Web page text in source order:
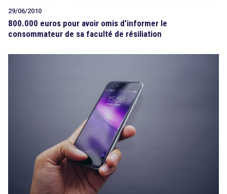
29/06/2010
800.000 euros pour avoir omis d’informer le
consommateur de sa faculté de résiliation